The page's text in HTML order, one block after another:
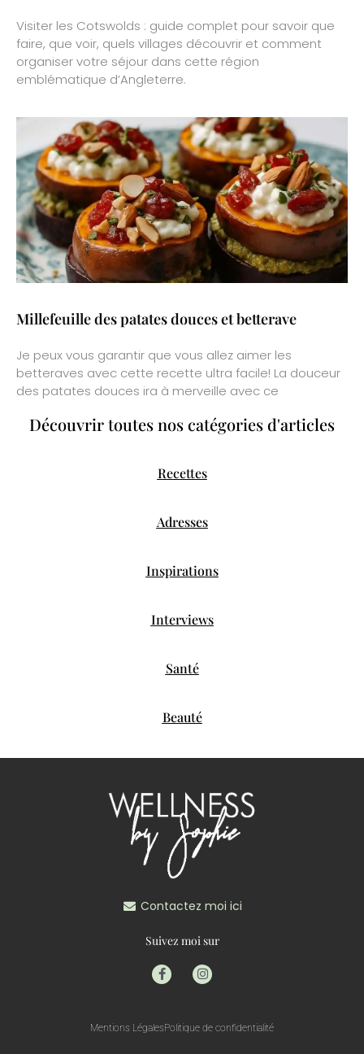
Visiter les Cotswolds : guide complet pour savoir que
faire, que voir, quels villages découvrir et comment
organiser votre séjour dans cette région
emblématique d’Angleterre.
Millefeuille des patates douces et betterave
Je peux vous garantir que vous allez aimer les
betteraves avec cette recette ultra facile! La douceur
des patates douces ira à merveille avec ce
Découvrir toutes nos catégories d'articles
Recettes
Adresses
Inspirations
Interviews
Santé
Beauté
Contactez moi ici
Suivez moi sur
Mentions LégalesPolitique de confidentialité